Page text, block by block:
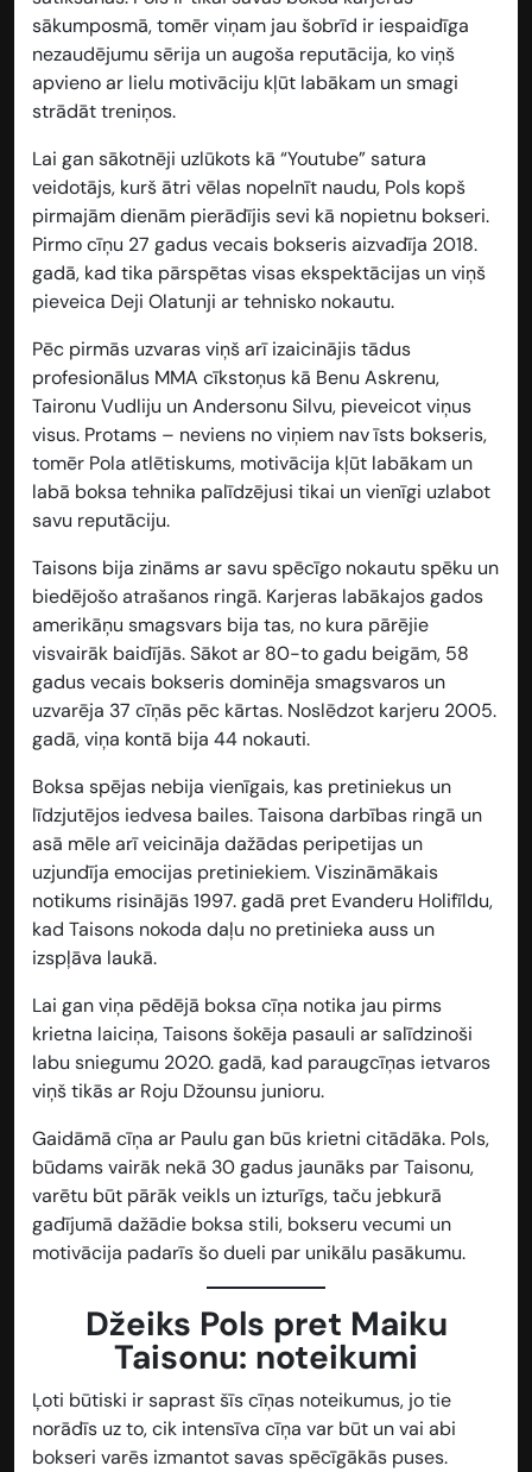
sākumposmā, tomēr viņam jau šobrīd ir iespaidīga
nezaudējumu sērija un augoša reputācija, ko viņš
apvieno ar lielu motivāciju kļūt labākam un smagi
strādāt treniņos.
Lai gan sākotnēji uzlūkots kā “Youtube” satura
veidotājs, kurš ātri vēlas nopelnīt naudu, Pols kopš
pirmajām dienām pierādījis sevi kā nopietnu bokseri.
Pirmo cīņu 27 gadus vecais bokseris aizvadīja 2018.
gadā, kad tika pārspētas visas ekspektācijas un viņš
pieveica Deji Olatunji ar tehnisko nokautu.
Pēc pirmās uzvaras viņš arī izaicinājis tādus
profesionālus MMA cīkstoņus kā Benu Askrenu,
Taironu Vudliju un Andersonu Silvu, pieveicot viņus
visus. Protams – neviens no viņiem nav īsts bokseris,
tomēr Pola atlētiskums, motivācija kļūt labākam un
labā boksa tehnika palīdzējusi tikai un vienīgi uzlabot
savu reputāciju.
Taisons bija zināms ar savu spēcīgo nokautu spēku un
biedējošo atrašanos ringā. Karjeras labākajos gados
amerikāņu smagsvars bija tas, no kura pārējie
visvairāk baidījās. Sākot ar 80-to gadu beigām, 58
gadus vecais bokseris dominēja smagsvaros un
uzvarēja 37 cīņās pēc kārtas. Noslēdzot karjeru 2005.
gadā, viņa kontā bija 44 nokauti.
Boksa spējas nebija vienīgais, kas pretiniekus un
līdzjutējos iedvesa bailes. Taisona darbības ringā un
asā mēle arī veicināja dažādas peripetijas un
uzjundīja emocijas pretiniekiem. Viszināmākais
notikums risinājās 1997. gadā pret Evanderu Holifīldu,
kad Taisons nokoda daļu no pretinieka auss un
izspļāva laukā.
Lai gan viņa pēdējā boksa cīņa notika jau pirms
krietna laiciņa, Taisons šokēja pasauli ar salīdzinoši
labu sniegumu 2020. gadā, kad paraugcīņas ietvaros
viņš tikās ar Roju Džounsu junioru.
Gaidāmā cīņa ar Paulu gan būs krietni citādāka. Pols,
būdams vairāk nekā 30 gadus jaunāks par Taisonu,
varētu būt pārāk veikls un izturīgs, taču jebkurā
gadījumā dažādie boksa stili, bokseru vecumi un
motivācija padarīs šo dueli par unikālu pasākumu.
Džeiks Pols pret Maiku
Taisonu: noteikumi
Ļoti būtiski ir saprast šīs cīņas noteikumus, jo tie
norādīs uz to, cik intensīva cīņa var būt un vai abi
bokseri varēs izmantot savas spēcīgākās puses.